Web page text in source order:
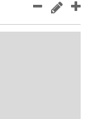
شد / تجارت ۱۰ میلیارد دلاری ایران و پاکستان